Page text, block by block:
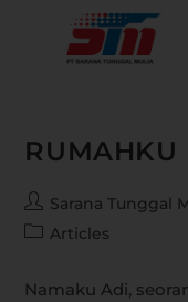
RUMAHKU
Sarana Tunggal
Articles
Namaku Adi,